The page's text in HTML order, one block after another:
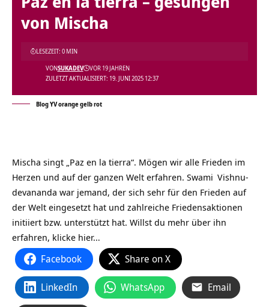
von Mischa
ZULETZT AKTUALISIERT: 19. JUNI 2025 12:37
VONSUKADEV VOR 19 JAHREN
LESEZEIT: 0 MIN
Blog YV orange gelb rot
Mischa singt „Paz en la tierra“. Mögen wir alle Frieden im
Herzen und auf der ganzen Welt erfahren. Swami Vishnu-
devananda war jemand, der sich sehr für den Frieden auf
der Welt eingesetzt hat und zahlreiche Friedensaktionen
initiiert bzw. unterstützt hat. Willst du mehr über ihn
erfahren, klicke hier…
Facebook Share on X
LinkedIn WhatsApp Email